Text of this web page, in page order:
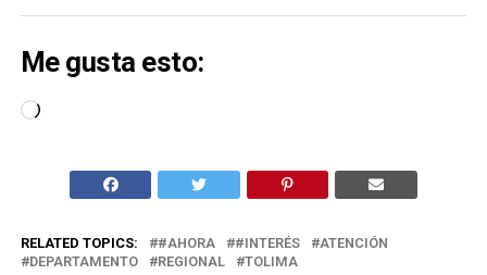
Me gusta esto:
Cargando...
RELATED TOPICS: #AHORA #INTERÉS
ATENCIÓN
DEPARTAMENTO
REGIONAL TOLIMA